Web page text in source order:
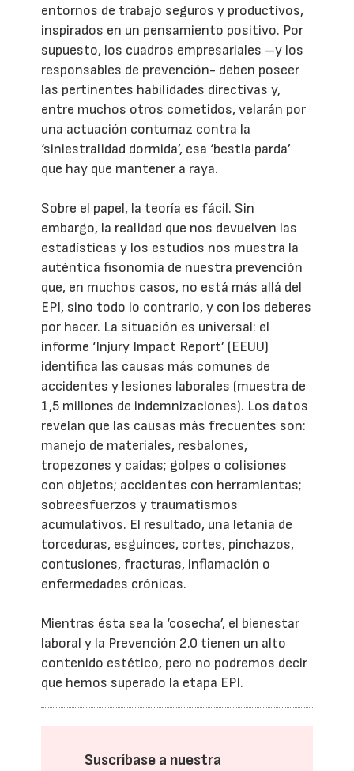
entornos de trabajo seguros y productivos,
inspirados en un pensamiento positivo. Por
supuesto, los cuadros empresariales –y los
responsables de prevención- deben poseer
las pertinentes habilidades directivas y,
entre muchos otros cometidos, velarán por
una actuación contumaz contra la
‘siniestralidad dormida’, esa ‘bestia parda’
que hay que mantener a raya.
Sobre el papel, la teoría es fácil. Sin
embargo, la realidad que nos devuelven las
estadísticas y los estudios nos muestra la
auténtica fisonomía de nuestra prevención
que, en muchos casos, no está más allá del
EPI, sino todo lo contrario, y con los deberes
por hacer. La situación es universal: el
informe ‘Injury Impact Report’ (EEUU)
identifica las causas más comunes de
accidentes y lesiones laborales (muestra de
1,5 millones de indemnizaciones). Los datos
revelan que las causas más frecuentes son:
manejo de materiales, resbalones,
tropezones y caídas; golpes o colisiones
con objetos; accidentes con herramientas;
sobreesfuerzos y traumatismos
acumulativos. El resultado, una letanía de
torceduras, esguinces, cortes, pinchazos,
contusiones, fracturas, inflamación o
enfermedades crónicas.
Mientras ésta sea la ‘cosecha’, el bienestar
laboral y la Prevención 2.0 tienen un alto
contenido estético, pero no podremos decir
que hemos superado la etapa EPI.
Suscríbase a nuestra